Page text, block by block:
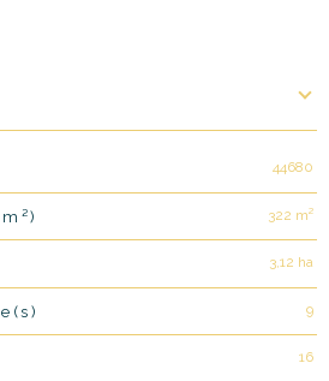
44680
322 m²
3,12 ha
9
16